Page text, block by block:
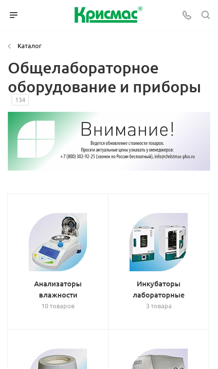
Каталог
Общелабораторное
оборудование и приборы
134
Анализаторы
влажности
10 товаров
Инкубаторы
лабораторные
3 товара